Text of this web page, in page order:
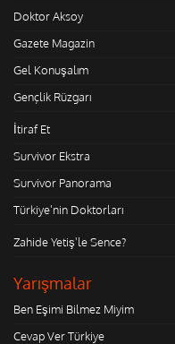
Doktor Aksoy
Gazete Magazin
Gel Konuşalım
Gençlik Rüzgarı
İtiraf Et
Survivor Ekstra
Survivor Panorama
Türkiye'nin Doktorları
Zahide Yetiş'le Sence?
Yarışmalar
Ben Eşimi Bilmez Miyim
Cevap Ver Türkiye